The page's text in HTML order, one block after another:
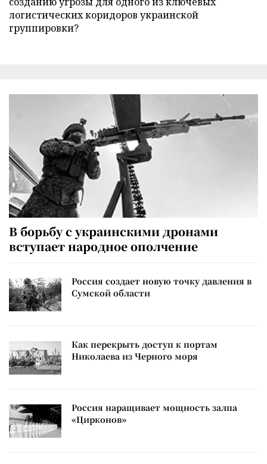
логистических коридоров украинской
группировки?
В борьбу с украинскими дронами
вступает народное ополчение
Россия создает новую точку давления в
Сумской области
Как перекрыть доступ к портам
Николаева из Черного моря
Россия наращивает мощность залпа
«Цирконов»